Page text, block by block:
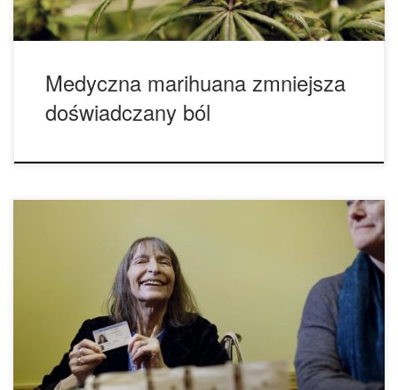
Medyczna marihuana zmniejsza
doświadczany ból
1. Może złagodzić doświadczany przez ciebie ból.
Marihuana jest mocnym środkiem przeciwbólowym, który w
przeszłości stosowany był w leczeniu bólu z wielu
dolegliwości, w tym bólu nowotworowego, który często
okazuje się być nieuleczalny za pomocą opiatów.
Niezliczone badania kliniczne wykazały, że marihuana
łagodzi doświadczany przez nas ból. Na przykład, badanie
[…]